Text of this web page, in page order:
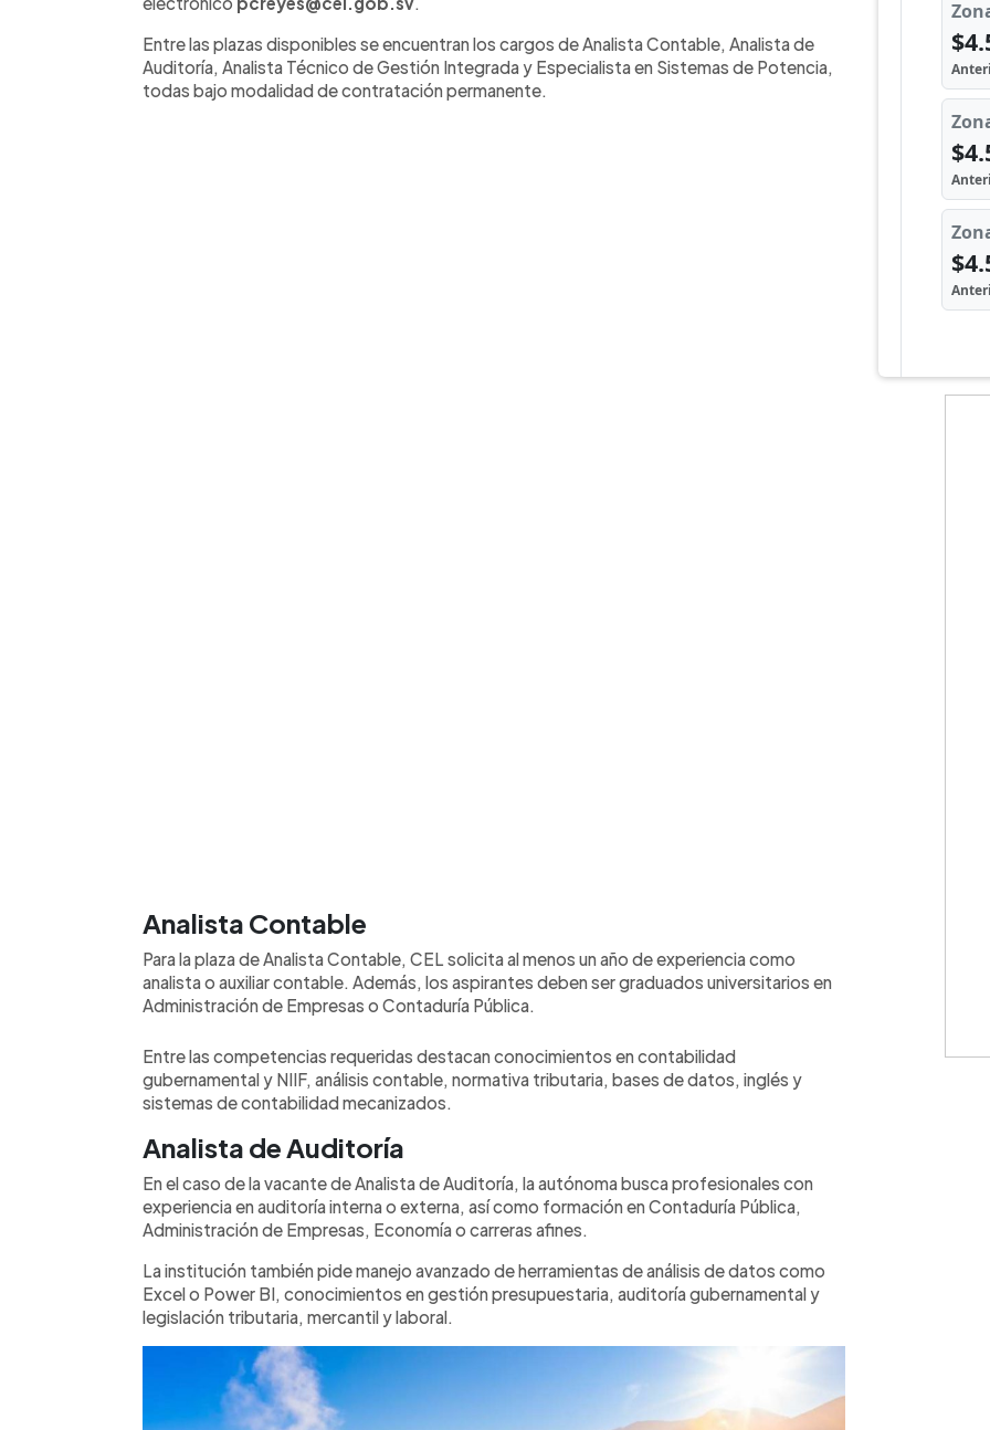
2026 al correo pcreyes@cel.gob.sv. Entre los requisitos destacan
específicos según cada cargo. La convocatoria fue publicada en redes
sociales y generó interés entre usuarios que buscan empleo formal.
Entre las plazas disponibles se encuentran los cargos de Analista Contable, Analista de
Auditoría, Analista Técnico de Gestión Integrada y Especialista en Sistemas de Potencia,
todas bajo modalidad de contratación permanente.
Analista Contable
Para la plaza de Analista Contable, CEL solicita al menos un año de experiencia como
analista o auxiliar contable. Además, los aspirantes deben ser graduados universitarios en
Administración de Empresas o Contaduría Pública.
Entre las competencias requeridas destacan conocimientos en contabilidad
gubernamental y NIIF, análisis contable, normativa tributaria, bases de datos, inglés y
sistemas de contabilidad mecanizados.
Analista de Auditoría
En el caso de la vacante de Analista de Auditoría, la autónoma busca profesionales con
experiencia en auditoría interna o externa, así como formación en Contaduría Pública,
Administración de Empresas, Economía o carreras afines.
La institución también pide manejo avanzado de herramientas de análisis de datos como
Excel o Power BI, conocimientos en gestión presupuestaria, auditoría gubernamental y
legislación tributaria, mercantil y laboral.